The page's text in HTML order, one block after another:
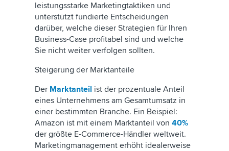
leistungsstarke Marketingtaktiken und
unterstützt fundierte Entscheidungen
darüber, welche dieser Strategien für Ihren
Business-Case profitabel sind und welche
Sie nicht weiter verfolgen sollten.
Steigerung der Marktanteile
Der Marktanteil ist der prozentuale Anteil
eines Unternehmens am Gesamtumsatz in
einer bestimmten Branche. Ein Beispiel:
Amazon ist mit einem Marktanteil von 40%
der größte E-Commerce-Händler weltweit.
Marketingmanagement erhöht idealerweise